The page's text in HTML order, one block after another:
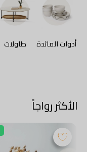
أدوات المائدة طاولات
الأكثر رواجاً